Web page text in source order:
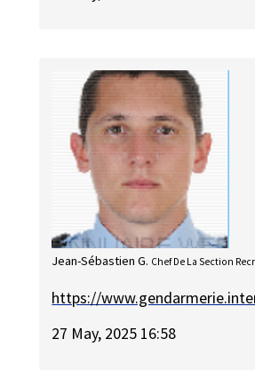
Jean-Sébastien G. Chef De La Section
https://
27 May, 2025 16:58